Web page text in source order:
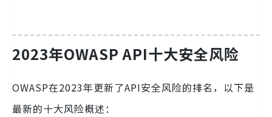
2023年OWASP API十大安全风险
OWASP在2023年更新了API安全风险的排名，以下是
最新的十大风险概述：